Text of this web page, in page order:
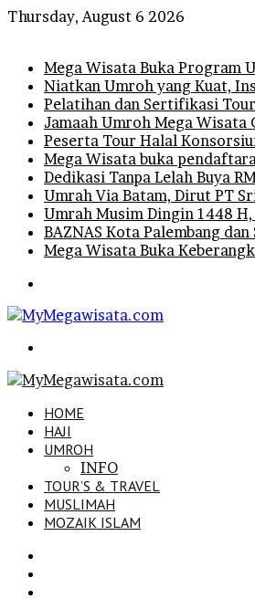
Thursday, August 6 2026
Mega Wisata Buka Program
Niatkan Umroh yang Kuat,
Pelatihan dan Sertifikasi
Jamaah Umroh Mega
Peserta Tour Halal
Mega Wisata buka
Dedikasi Tanpa Lelah Buya
Umrah Via Batam, Dirut PT
Umrah Musim Dingin 1448
BAZNAS Kota Palembang
Mega Wisata Buka
HOME
HAJI
UMROH
INFO
TOUR’S & TRAVEL
MUSLIMAH
MOZAIK ISLAM